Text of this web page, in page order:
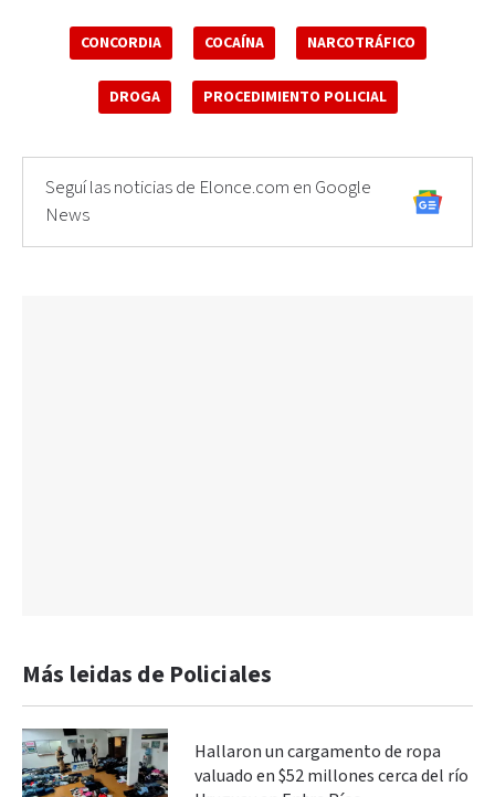
CONCORDIA COCAÍNA NARCOTRÁFICO
DROGA PROCEDIMIENTO POLICIAL
Seguí las noticias de Elonce.com en Google
News
Más leidas de Policiales
Hallaron un cargamento de ropa
valuado en $52 millones cerca del río